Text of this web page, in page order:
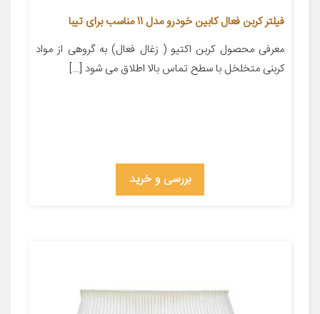
فیلتر کربن فعال کابین خودرو مدل 11 مناسب برای تیبا
معرفی محصول کربن اکتیو ( زغال فعال) به گروهی از مواد
کربنی متخلخل با سطح تماس بالا اطلاق می شود […]
بررسی و خرید